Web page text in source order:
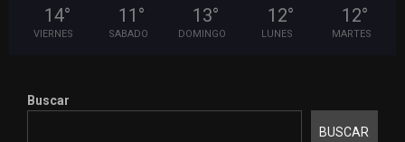
14°
VIERNES
11 °
SABADO
13°
DOMINGO
12°
LUNES
12°
MARTES
Buscar
BUSCAR